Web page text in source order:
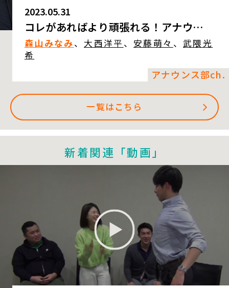
2023.05.31
コレがあればより頑張れる！アナウ…
森山みなみ、 大西洋平 、 安藤萌々 、武隈光
希
アナウンス部ch.
一覧はこちら
新着関連「動画」